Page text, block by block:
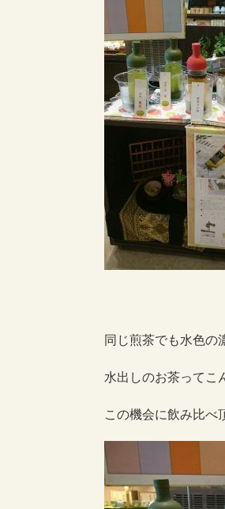
同じ煎茶でも水色の
水出しのお茶ってこ
この機会に飲み比べ